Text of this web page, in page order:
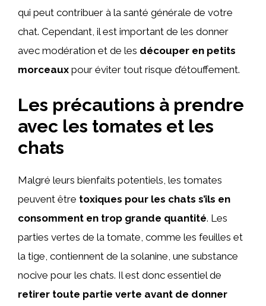
qui peut contribuer à la santé générale de votre
chat. Cependant, il est important de les donner
avec modération et de les découper en petits
morceaux pour éviter tout risque d’étouffement.
Les précautions à prendre
avec les tomates et les
chats
Malgré leurs bienfaits potentiels, les tomates
peuvent être toxiques pour les chats s’ils en
consomment en trop grande quantité. Les
parties vertes de la tomate, comme les feuilles et
la tige, contiennent de la solanine, une substance
nocive pour les chats. Il est donc essentiel de
retirer toute partie verte avant de donner